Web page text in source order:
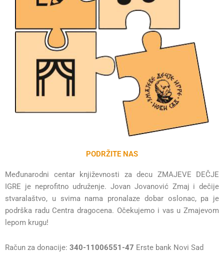
PODRŽITE NAS
Međunarodni centar književnosti za decu ZMAJEVE DEČJE
IGRE je neprofitno udruženje. Jovan Jovanović Zmaj i dečije
stvaralaštvo, u svima nama pronalaze dobar oslonac, pa je
podrška radu Centra dragocena. Očekujemo i vas u Zmajevom
lepom krugu!
Račun za donacije: 340-11006551-47 Erste bank Novi Sad